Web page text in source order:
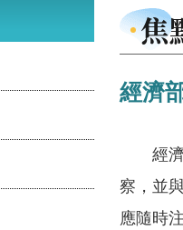
焦
經濟
經濟
察，並
應隨時